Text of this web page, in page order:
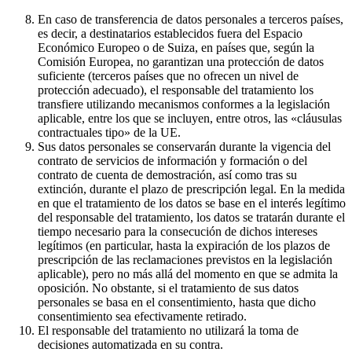
En caso de transferencia de datos personales a terceros países,
es decir, a destinatarios establecidos fuera del Espacio
Económico Europeo o de Suiza, en países que, según la
Comisión Europea, no garantizan una protección de datos
suficiente (terceros países que no ofrecen un nivel de
protección adecuado), el responsable del tratamiento los
transfiere utilizando mecanismos conformes a la legislación
aplicable, entre los que se incluyen, entre otros, las «cláusulas
contractuales tipo» de la UE.
Sus datos personales se conservarán durante la vigencia del
contrato de servicios de información y formación o del
contrato de cuenta de demostración, así como tras su
extinción, durante el plazo de prescripción legal. En la medida
en que el tratamiento de los datos se base en el interés legítimo
del responsable del tratamiento, los datos se tratarán durante el
tiempo necesario para la consecución de dichos intereses
legítimos (en particular, hasta la expiración de los plazos de
prescripción de las reclamaciones previstos en la legislación
aplicable), pero no más allá del momento en que se admita la
oposición. No obstante, si el tratamiento de sus datos
personales se basa en el consentimiento, hasta que dicho
consentimiento sea efectivamente retirado.
El responsable del tratamiento no utilizará la toma de
decisiones automatizada en su contra.